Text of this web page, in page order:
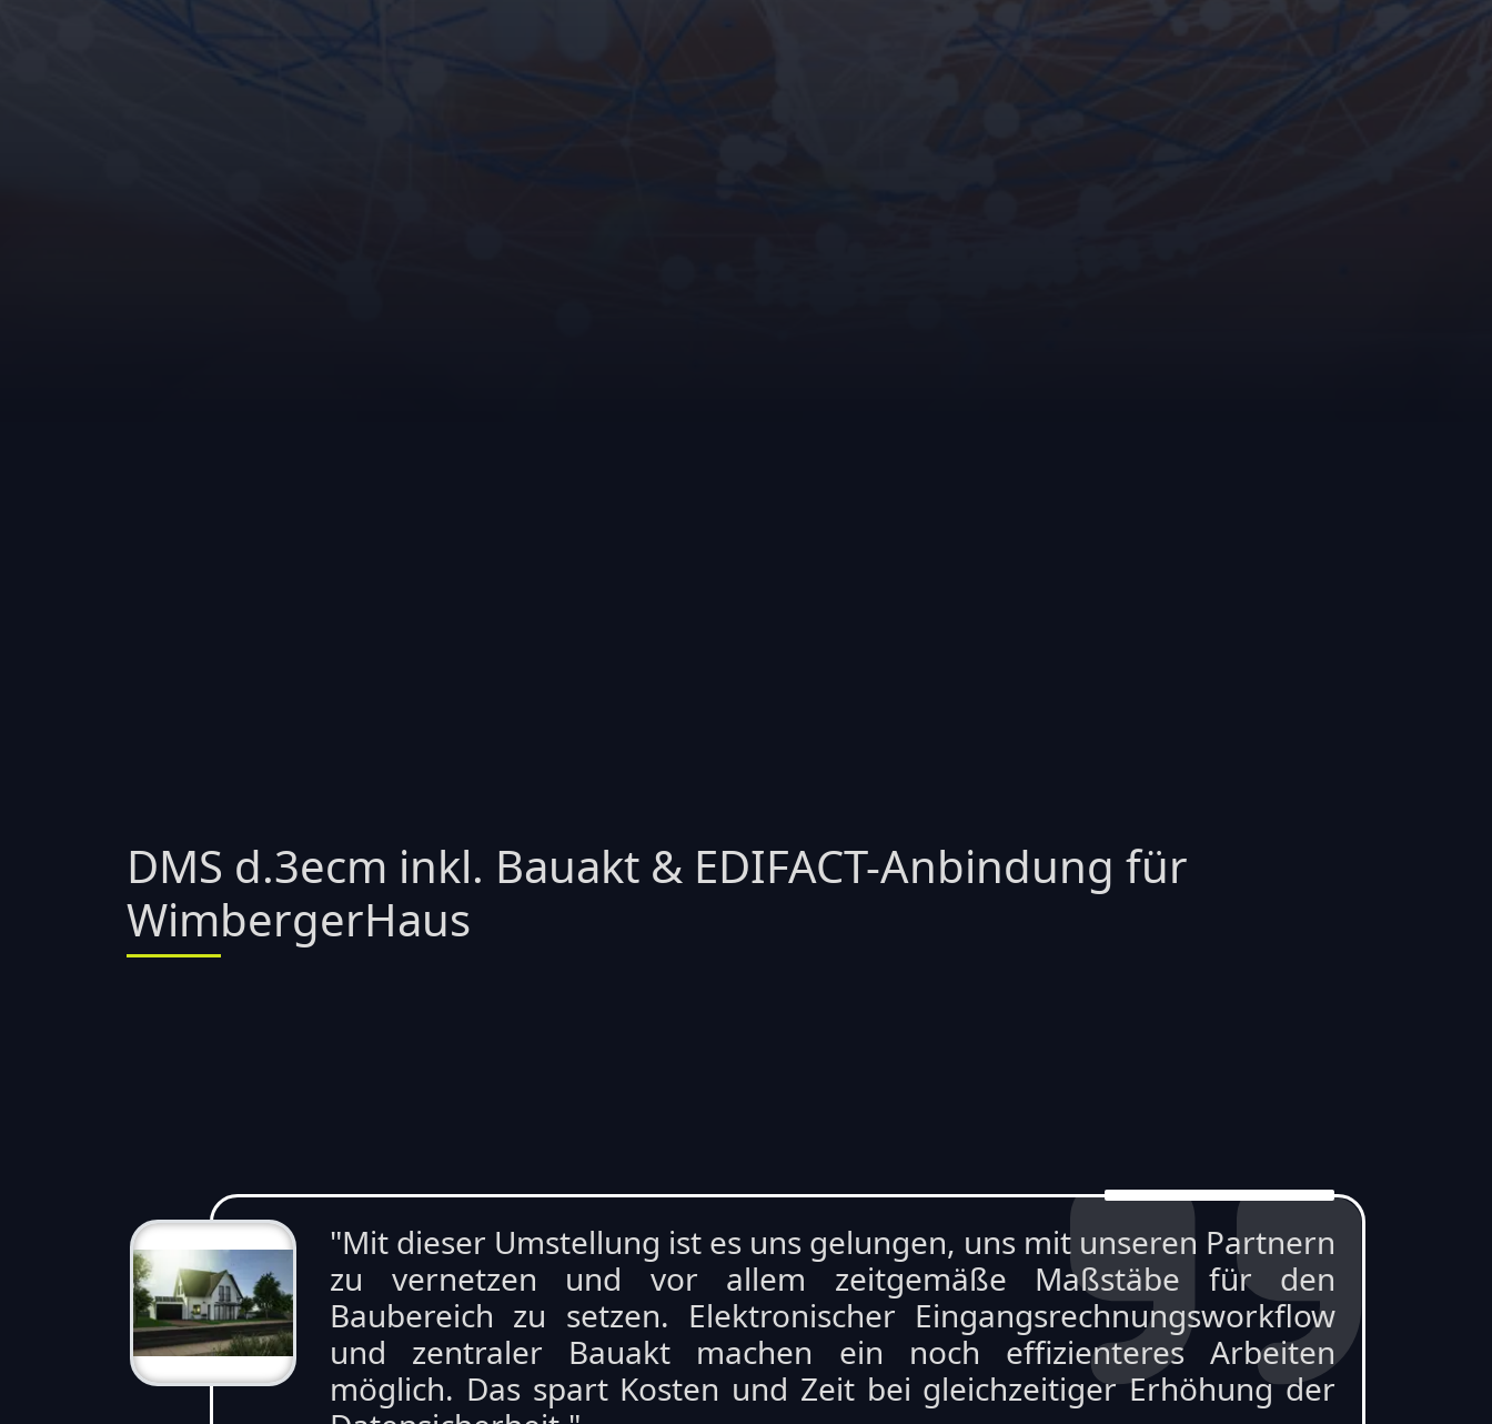
DMS d.3ecm inkl. Bauakt & EDIFACT-Anbindung für
WimbergerHaus
"Mit dieser Umstellung ist es uns gelungen, uns mit unseren Partnern
zu vernetzen und vor allem zeitgemäße Maßstäbe für den
Baubereich zu setzen. Elektronischer Eingangsrechnungsworkflow
und zentraler Bauakt machen ein noch effizienteres Arbeiten
möglich. Das spart Kosten und Zeit bei gleichzeitiger Erhöhung der